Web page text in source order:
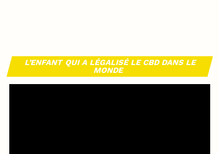
L’ENFANT QUI A LÉGALISÉ LE CBD DANS LE
MONDE